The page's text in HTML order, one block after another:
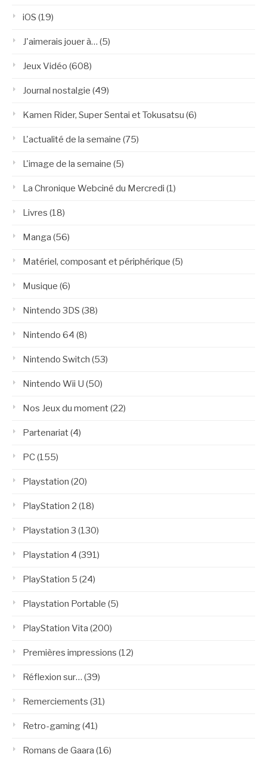
iOS (19)
J'aimerais jouer à… (5)
Jeux Vidéo (608)
Journal nostalgie (49)
Kamen Rider, Super Sentai et Tokusatsu (6)
L'actualité de la semaine (75)
L'image de la semaine (5)
La Chronique Webciné du Mercredi (1)
Livres (18)
Manga (56)
Matériel, composant et périphérique (5)
Musique (6)
Nintendo 3DS (38)
Nintendo 64 (8)
Nintendo Switch (53)
Nintendo Wii U (50)
Nos Jeux du moment(22)
Partenariat(4)
PC(155)
Playstation (20)
PlayStation 2 (18)
Playstation 3 (130)
Playstation 4 (391)
PlayStation 5 (24)
Playstation Portable (5)
PlayStation Vita (200)
Premières impressions (12)
Réflexion sur… (39)
Remerciements (31)
Retro-gaming(41)
Romans de Gaara (16)